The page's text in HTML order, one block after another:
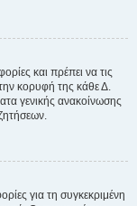
και πρέπει να τις
κορυφή της κάθε Δ.
γενικής ανακοίνωσης
για τη συγκεκριμένη